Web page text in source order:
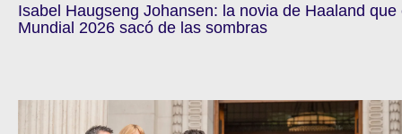
Isabel Haugseng Johansen: la novia de Haaland que
Mundial 2026 sacó de las sombras